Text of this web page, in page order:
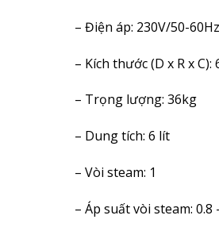
– Điện áp: 230V/50-60Hz
– Kích thước (D x R x C):
– Trọng lượng: 36kg
– Dung tích: 6 lít
– Vòi steam: 1
– Áp suất vòi steam: 0.8